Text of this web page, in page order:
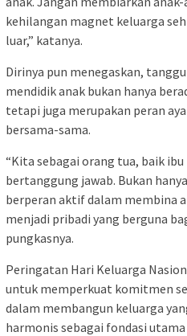
kehilangan magnet keluarga
luar,” katanya.
Dirinya pun menegaskan,
mendidik anak bukan hanya
tetapi juga merupakan peran
bersama-sama.
“Kita sebagai orang tua, baik
bertanggung jawab. Bukan
berperan aktif dalam membina
menjadi pribadi yang berguna
pungkasnya.
Peringatan Hari Keluarga
untuk memperkuat komitmen
dalam membangun keluarga
harmonis sebagai fondasi